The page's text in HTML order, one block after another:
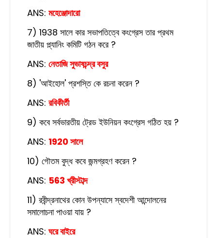
ANS: মহেঞ্জোদারো
7) 1938 সালে কার সভাপতিত্বে কংগ্রেস তার প্রথম
জাতীয় প্ল্যানিং কমিটি গঠন করে ?
ANS: নেতাজি সুভাষচন্দ্র বসুর
8) 'আইহোল' প্রশস্তি কে রচনা করেন ?
ANS: রবিকীর্তী
9) কবে সর্বভারতীয় ট্রেড ইউনিয়ন কংগ্রেস গঠিত হয় ?
ANS: 1920 সালে
10) গৌতম বুদ্ধ কবে জন্মগ্রহণ করেন ?
ANS: 563 খ্রীস্টাব্দ
11) রবীন্দ্রনাথের কোন উপন্যাসে স্বদেশী আন্দোলনের
সমালোচনা পাওয়া যায় ?
ANS: ঘরে বাইরে